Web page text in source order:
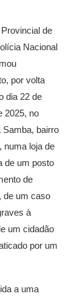
de
Nacional
por volta
dia 22 de
2025, no
Samba, bairro
numa loja de
de um posto
de
de um caso
à
um cidadão
por um
a uma